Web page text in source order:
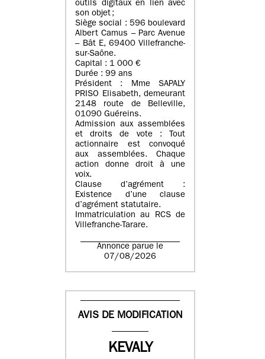
outils digitaux en lien avec
son objet ;
Siège social : 596 boulevard
Albert Camus – Parc Avenue
– Bât E, 69400 Villefranche-
sur-Saône.
Capital : 1 000 €
Durée : 99 ans
Président : Mme SAPALY
PRISO Elisabeth, demeurant
2148 route de Belleville,
01090 Guéreins.
Admission aux assemblées
et droits de vote : Tout
actionnaire est convoqué
aux assemblées. Chaque
action donne droit à une
voix.
Clause d’agrément :
Existence d’une clause
d’agrément statutaire.
Immatriculation au RCS de
Villefranche-Tarare.
Annonce parue le
07/08/2026
AVIS DE MODIFICATION
KEVALY